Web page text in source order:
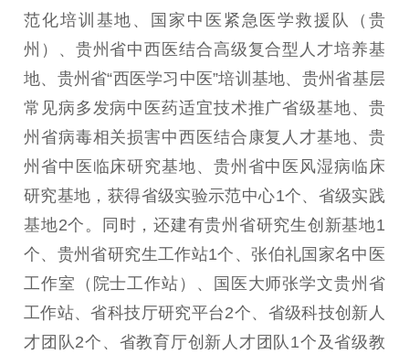
范化培训基地、国家中医紧急医学救援队（贵
州）、贵州省中西医结合高级复合型人才培养基
地、贵州省“西医学习中医”培训基地、贵州省基层
常见病多发病中医药适宜技术推广省级基地、贵
州省病毒相关损害中西医结合康复人才基地、贵
州省中医临床研究基地、贵州省中医风湿病临床
研究基地，获得省级实验示范中心1个、省级实践
基地2个。同时，还建有贵州省研究生创新基地1
个、贵州省研究生工作站1个、张伯礼国家名中医
工作室（院士工作站）、国医大师张学文贵州省
工作站、省科技厅研究平台2个、省级科技创新人
才团队2个、省教育厅创新人才团队1个及省级教